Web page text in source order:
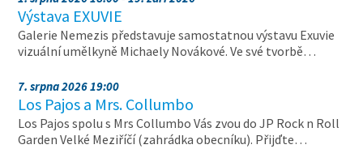
Výstava EXUVIE
Galerie Nemezis představuje samostatnou výstavu Exuvie
vizuální umělkyně Michaely Novákové. Ve své tvorbě…
7. srpna 2026 19:00
Los Pajos a Mrs. Collumbo
Los Pajos spolu s Mrs Collumbo Vás zvou do JP Rock n Roll
Garden Velké Meziříčí (zahrádka obecníku). Přijďte…